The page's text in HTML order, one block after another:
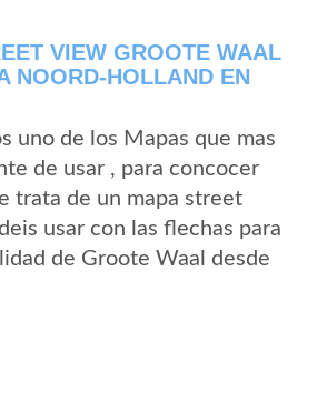
VIEW GROOTE WAAL
NOORD-HOLLAND EN
uno de los Mapas que mas
de usar , para concocer
trata de un mapa street
usar con las flechas para
de Groote Waal desde